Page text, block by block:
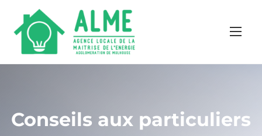
Conseils aux particuliers